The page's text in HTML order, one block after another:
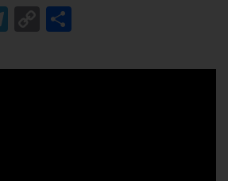
Telegram
Copy
Link